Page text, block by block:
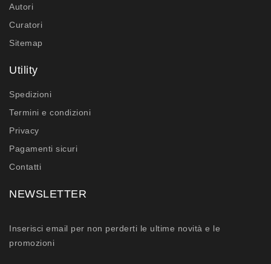
Autori
Curatori
Sitemap
Utility
Spedizioni
Termini e condizioni
Privacy
Pagamenti sicuri
Contatti
NEWSLETTER
Inserisci email per non perderti le ultime novità e le
promozioni